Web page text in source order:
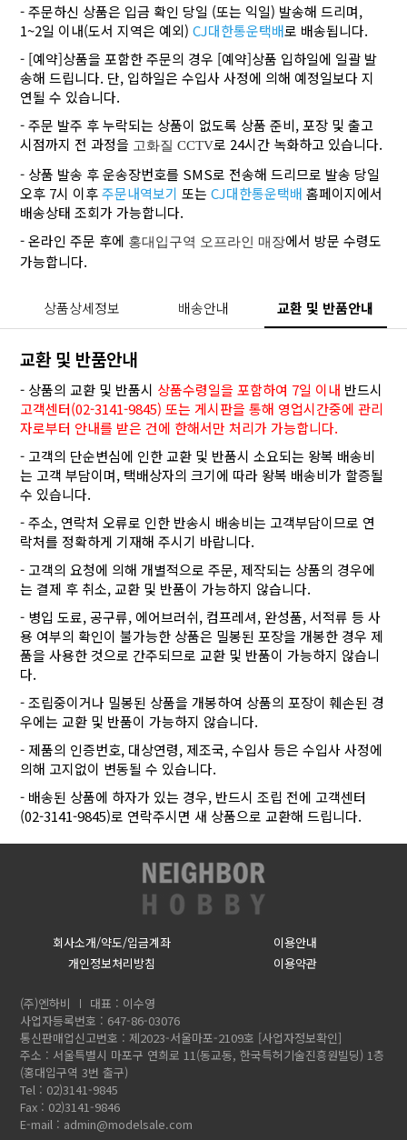
- 주문하신 상품은 입금 확인 당일 (또는 익일) 발송해 드리며,
1~2일 이내(도서 지역은 예외)CJ대한통운택배로 배송됩니다.
- [예약]상품을 포함한 주문의 경우 [예약]상품 입하일에 일괄 발
송해 드립니다. 단, 입하일은 수입사 사정에 의해 예정일보다 지
연될 수 있습니다.
- 주문 발주 후 누락되는 상품이 없도록 상품 준비, 포장 및 출고
시점까지 전 과정을 고화질 CCTV로 24시간 녹화하고 있습니다.
- 상품 발송 후 운송장번호를 SMS로 전송해 드리므로 발송 당일
오후 7시 이후주문내역보기 또는CJ대한통운택배 홈페이지에서
배송상태 조회가 가능합니다.
- 온라인 주문 후에 홍대입구역 오프라인 매장에서 방문 수령도
가능합니다.
상품상세정보 배송안내 교환 및 반품안내
교환 및 반품안내
- 상품의 교환 및 반품시 상품수령일을 포함하여 7일 이내 반드시
고객센터(02-3141-9845) 또는 게시판을 통해 영업시간중에 관리
자로부터 안내를 받은 건에 한해서만 처리가 가능합니다.
- 고객의 단순변심에 인한 교환 및 반품시 소요되는 왕복 배송비
는 고객 부담이며, 택배상자의 크기에 따라 왕복 배송비가 할증될
수 있습니다.
- 주소, 연락처 오류로 인한 반송시 배송비는 고객부담이므로 연
락처를 정확하게 기재해 주시기 바랍니다.
- 고객의 요청에 의해 개별적으로 주문, 제작되는 상품의 경우에
는 결제 후 취소, 교환 및 반품이 가능하지 않습니다.
- 병입 도료, 공구류, 에어브러쉬, 컴프레셔, 완성품, 서적류 등 사
용 여부의 확인이 불가능한 상품은 밀봉된 포장을 개봉한 경우 제
품을 사용한 것으로 간주되므로 교환 및 반품이 가능하지 않습니
다.
- 조립중이거나 밀봉된 상품을 개봉하여 상품의 포장이 훼손된 경
우에는 교환 및 반품이 가능하지 않습니다.
- 제품의 인증번호, 대상연령, 제조국, 수입사 등은 수입사 사정에
의해 고지없이 변동될 수 있습니다.
- 배송된 상품에 하자가 있는 경우, 반드시 조립 전에 고객센터
(02-3141-9845)로 연락주시면 새 상품으로 교환해 드립니다.
회사소개/약도/입금계좌
이용안내
개인정보처리방침
이용약관
(주)엔하비
대표 : 이수영
사업자등록번호 : 647-86-03076
통신판매업신고번호 : 제2023-서울마포-2109호 [사업자정보확인]
주소 : 서울특별시 마포구 연희로 11(동교동, 한국특허기술진흥원빌딩) 1층
(홍대입구역 3번 출구)
Tel : 02)3141-9845
Fax : 02)3141-9846
E-mail : admin@modelsale.com